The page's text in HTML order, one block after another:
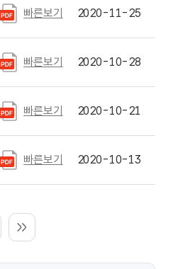
빠른보기 2020-11-25
빠른보기 2020-10-28
빠른보기 2020-10-21
빠른보기 2020-10-13